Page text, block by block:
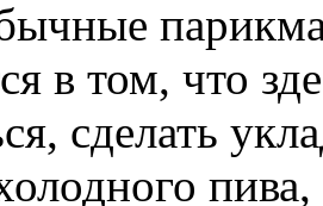
в том, что
сделать